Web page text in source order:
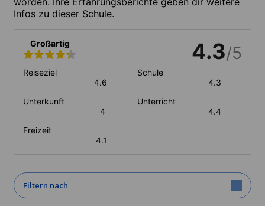
Infos zu dieser Schule.
Großartig 4.3/5
Reiseziel
4.6
Schule
4.3
Unterkunft
4
Unterricht
4.4
Freizeit
4.1
Filtern nach